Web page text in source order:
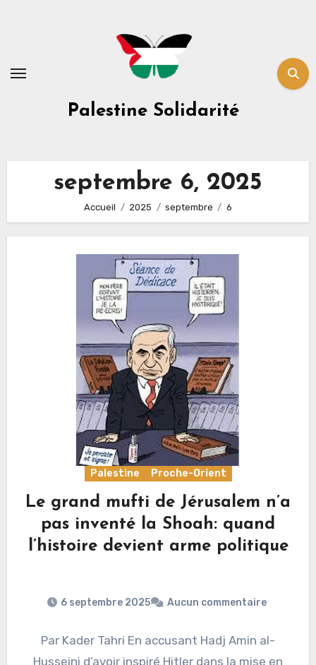
Palestine Solidarité
septembre 6, 2025
Accueil 2025 septembre 6
Palestine Proche-Orient
Le grand mufti de Jérusalem n’a
pas inventé la Shoah: quand
l’histoire devient arme politique
6 septembre 2025 Aucun commentaire
Par Kader Tahri En accusant Hadj Amin al-
Husseini d’avoir inspiré Hitler dans la mise en